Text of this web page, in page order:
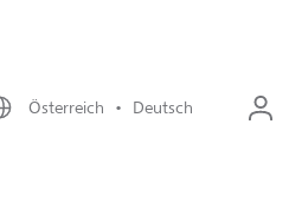
Österreich • Deutsch